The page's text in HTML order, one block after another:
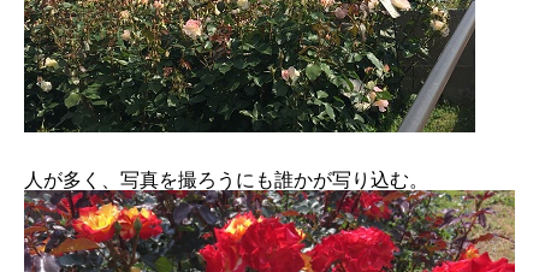
人が多く、写真を撮ろうにも誰かが写り込む。